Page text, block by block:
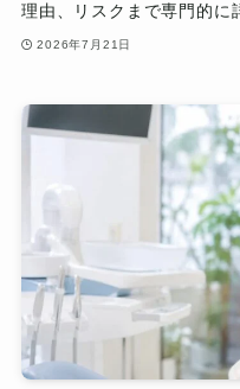
理由、リスクまで専門的に
2026年7月21日